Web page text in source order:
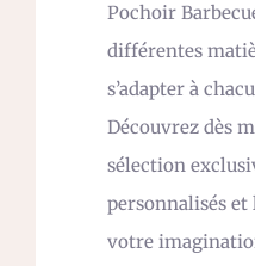
Pochoir
différentes
s’adapter à
Découvrez dès
sélection
personnalisés et
votre